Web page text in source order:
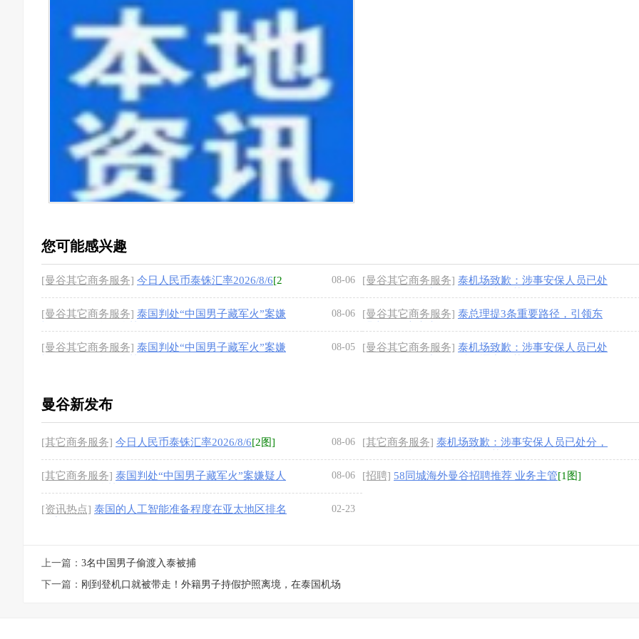
您可能感兴趣
[曼谷其它商务服务] 今日人民币泰铢汇率2026/8/6[2
08-06 [曼谷其它商务服务] 泰机场致歉：涉事安保人员已处
[曼谷其它商务服务] 泰国判处“中国男子藏军火”案嫌
08-06 [曼谷其它商务服务] 泰总理提3条重要路径，引领东
[曼谷其它商务服务] 泰国判处“中国男子藏军火”案嫌
08-05 [曼谷其它商务服务] 泰机场致歉：涉事安保人员已处
曼谷新发布
[其它商务服务] 今日人民币泰铢汇率2026/8/6[2图] 08-06 [其它商务服务] 泰机场致歉：涉事安保人员已处分，
[其它商务服务] 泰国判处“中国男子藏军火”案嫌疑人
08-06 [招聘] 58同城海外曼谷招聘推荐 业务主管[1图]
[资讯热点] 泰国的人工智能准备程度在亚太地区排名
02-23
上一篇： 3名中国男子偷渡入泰被捕
下一篇： 刚到登机口就被带走！外籍男子持假护照离境，在泰国机场